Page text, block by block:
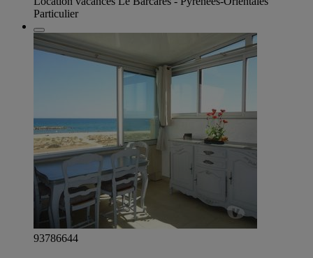
Particulier
93786644